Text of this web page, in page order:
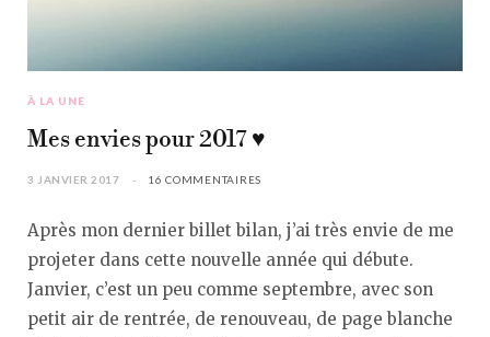
À LA UNE
Mes envies pour 2017 ♥︎
3 JANVIER 2017 16 COMMENTAIRES
Après mon dernier billet bilan, j’ai très envie de me
projeter dans cette nouvelle année qui débute.
Janvier, c’est un peu comme septembre, avec son
petit air de rentrée, de renouveau, de page blanche